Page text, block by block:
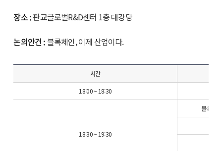
장소 :판교글로벌R&D센터 1층 대강당
논의안건 : 블록체인, 이제 산업이다.
시간
18:00 ~ 18:30
18:30 ~ 19:30
블록체